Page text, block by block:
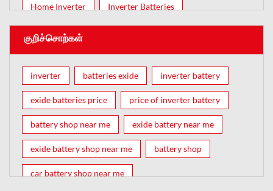
Home Inverter Inverter Batteries
குறிச்சொற்கள்
inverter batteries exide inverter battery
exide batteries price price of inverter battery
battery shop near me exide battery near me
exide battery shop near me battery shop
car battery shop near me